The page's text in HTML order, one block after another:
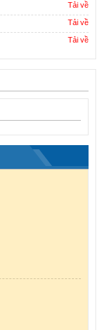
Tải về
Tải về
Tải về